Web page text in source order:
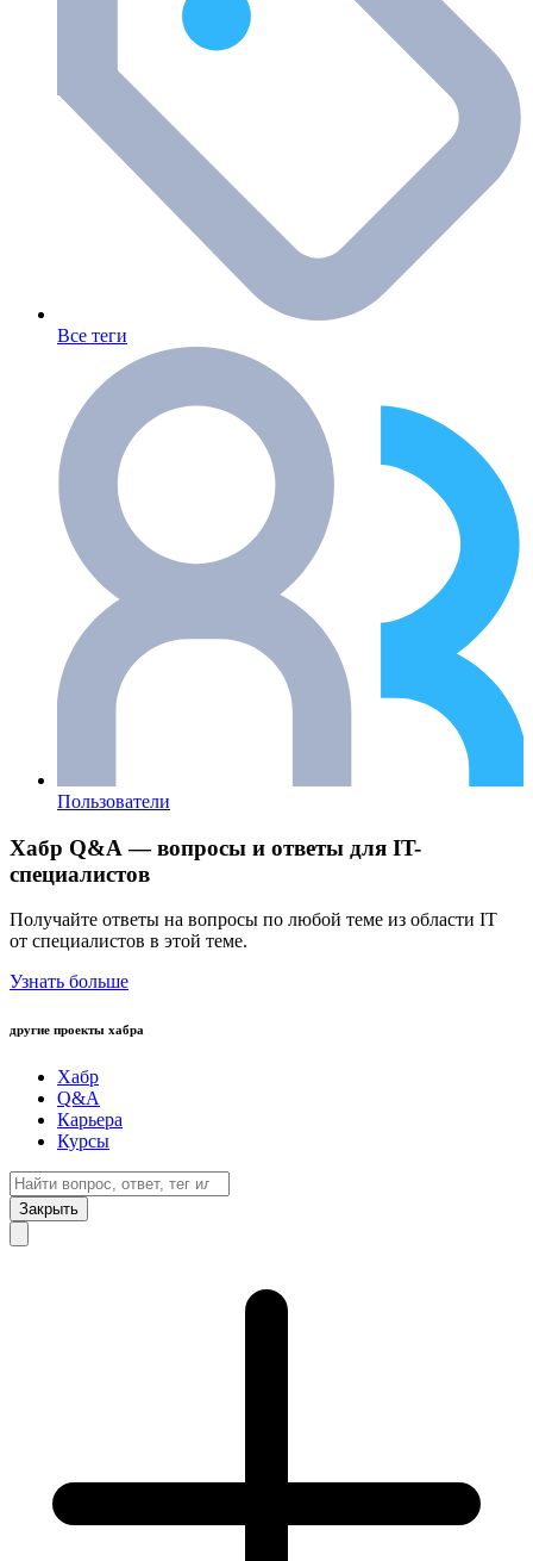
Все теги
Пользователи
Хабр Q&A — вопросы и ответы для IT-
специалистов
Получайте ответы на вопросы по любой теме из области IT
от специалистов в этой теме.
Узнать больше
другие проекты хабра
Хабр
Q&A
Карьера
Курсы
Закрыть